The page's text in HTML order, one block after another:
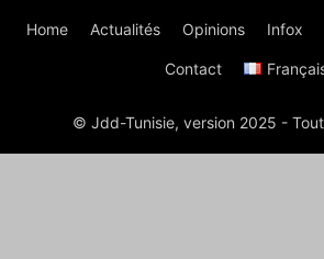
Home Actualités Opinions Infox
Contact
© Jdd-Tunisie, version 2025 -